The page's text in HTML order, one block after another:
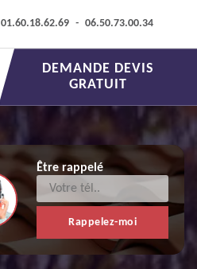
01.60.18.62.69 - 06.50.73.00.34
DEMANDE DEVIS
GRATUIT
Être rappelé